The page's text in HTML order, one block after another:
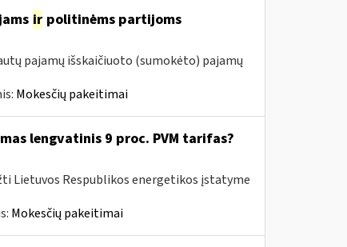
irpolitinėms partijoms
pajamų išskaičiuoto (sumokėto) pajamų
Mokesčių pakeitimai
lengvatinis 9 proc. PVM tarifas?
Lietuvos Respublikos energetikos įstatyme
Mokesčių pakeitimai